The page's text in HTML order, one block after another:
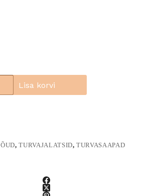
Lisa korvi
,TURVAJALATSID,TURVASAAPAD